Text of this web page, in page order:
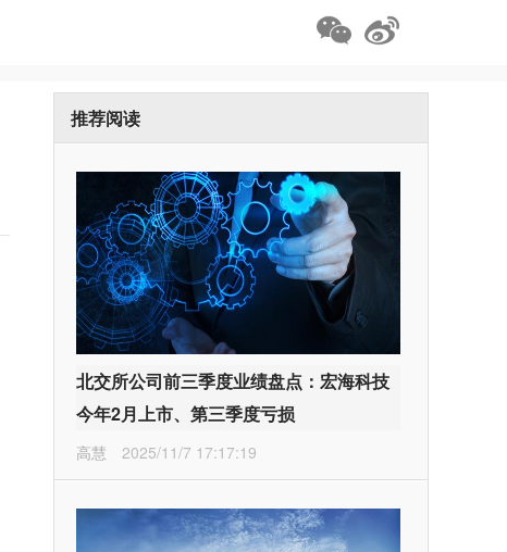
推荐阅读
北交所公司前三季度业绩盘点：宏海科技
今年2月上市、第三季度亏损
高慧 2025/11/7 17:17:19